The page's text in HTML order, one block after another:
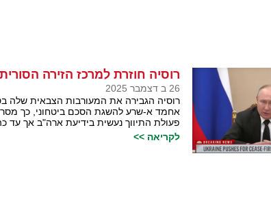
רוסיה חוזרת למרכז הזירה הסורית
26 ב דצמבר 2025
רוסיה הגבירה את המעורבות הצבאית שלה
אחמד א-שרע להשגת הסכם ביטחוני, כך מסרו
פעולת התיווך נעשית בידיעת ארה"ב אך עד
לקריאה >>